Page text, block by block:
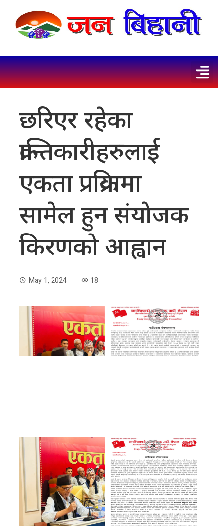
छरिएर रहेका
क्रान्तिकारीहरुलाई
एकता प्रक्रियामा
सामेल हुन संयाेजक
किरणकाे आह्वान
May 1, 2024 18